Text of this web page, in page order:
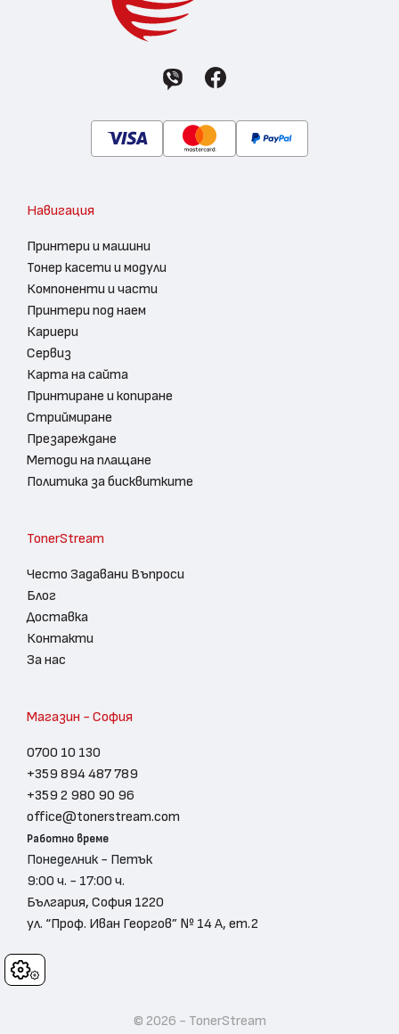
Cookies
Навигация
Принтери и машини
Тонер касети и модули
Компоненти и части
Принтери под наем
Кариери
Сервиз
Карта на сайта
Принтиране и копиране
Стриймиране
Презареждане
Методи на плащане
Политика за бисквитките
TonerStream
Често Задавани Въпроси
Блог
Доставка
Контакти
За нас
Магазин - София
0700 10 130
+359 894 487 789
+359 2 980 90 96
office@tonerstream.com
Работно време
Понеделник - Петък
9:00 ч. - 17:00 ч.
България, София 1220
ул. “Проф. Иван Георгов” № 14 А, ет.2
© 2026 - TonerStream